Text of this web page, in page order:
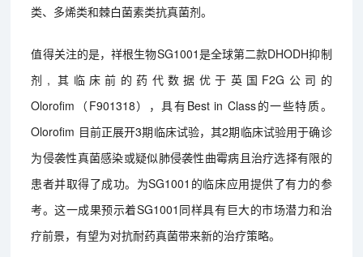
类、多烯类和棘白菌素类抗真菌剂。
值得关注的是，祥根生物SG1001是全球第二款DHODH抑制
剂, 其临床前的药代数据优于英国F2G公司的
Olorofim（F901318），具有Best in Class的一些特质。
Olorofim 目前正展开3期临床试验，其2期临床试验用于确诊
为侵袭性真菌感染或疑似肺侵袭性曲霉病且治疗选择有限的
患者并取得了成功。为SG1001的临床应用提供了有力的参
考。这一成果预示着SG1001同样具有巨大的市场潜力和治
疗前景，有望为对抗耐药真菌带来新的治疗策略。